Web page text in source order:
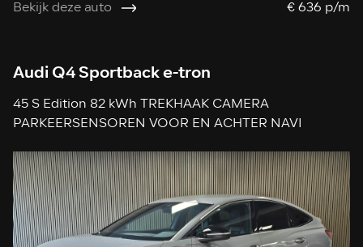
Bekijk deze auto € 636 p/m
Audi Q4 Sportback e-tron
45 S Edition 82 kWh TREKHAAK CAMERA
PARKEERSENSOREN VOOR EN ACHTER NAVI